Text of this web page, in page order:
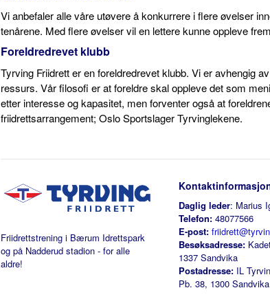
Vi anbefaler alle våre utøvere å konkurrere i flere øvelser
tenårene. Med flere øvelser vil en lettere kunne oppleve
Foreldredrevet klubb
Tyrving Friidrett er en foreldredrevet klubb. Vi er avhengig
ressurs. Vår filosofi er at foreldre skal oppleve det som
etter interesse og kapasitet, men forventer også at
friidrettsarrangement; Oslo Sportslager Tyrvinglekene.
Friidrettstrening i Bærum Idrettspark
og på Nadderud stadion - for alle
aldre!
Daglig leder: Marius
Telefon:48077566
E-post:
Besøksadresse:
1337 Sandvika
Postadresse:IL
Pb. 38, 1300 Sandvika